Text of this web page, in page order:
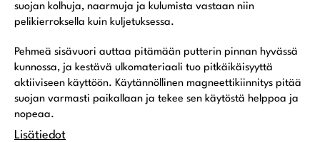
suojan kolhuja, naarmuja ja kulumista vastaan niin
pelikierroksella kuin kuljetuksessa.
Pehmeä sisävuori auttaa pitämään putterin pinnan hyvässä
kunnossa, ja kestävä ulkomateriaali tuo pitkäikäisyyttä
aktiiviseen käyttöön. Käytännöllinen magneettikiinnitys pitää
suojan varmasti paikallaan ja tekee sen käytöstä helppoa ja
nopeaa.
Lisätiedot